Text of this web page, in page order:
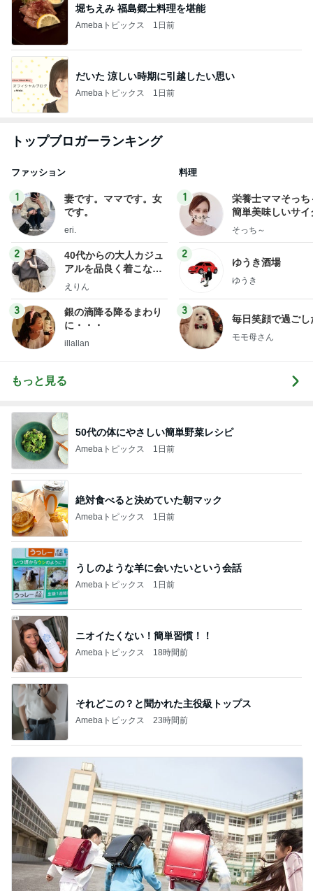
堀ちえみ 福島郷土料理を堪能
Amebaトピックス 1日前
だいた 涼しい時期に引越したい思い
Amebaトピックス 1日前
トップブロガーランキング
ファッション
1
妻です。ママです。女
です。
eri.
2
40代からの大人カジュ
アルを品良く着こなす
ファッションブログ
えりん
3
銀の滴降る降るまわり
に・・・
illallan
料理
1
栄養士ママそっち
簡単美味しいサイ
献立
そっち～
2
ゆうき酒場
ゆうき
3
毎日笑顔で過ごし
モモ母さん
もっと見る
50代の体にやさしい簡単野菜レシピ
Amebaトピックス 1日前
絶対食べると決めていた朝マック
Amebaトピックス 1日前
うしのような羊に会いたいという会話
Amebaトピックス 1日前
ニオイたくない！簡単習慣！！
Amebaトピックス 18時間前
それどこの？と聞かれた主役級トップス
Amebaトピックス 23時間前